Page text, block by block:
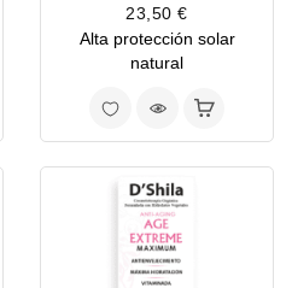
Precio
23,50 €
Alta protección solar
natural